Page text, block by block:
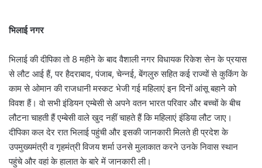
भिलाई नगर
भिलाई की दीपिका तो 8 महीने के बाद वैशाली नगर विधायक रिकेश सेन के प्रयास
से लौट आई हैं, पर हैदराबाद, पंजाब, चेन्नई, बेंगलुरु सहित कई राज्यों से कुकिंग के
काम से ओमान की राजधानी मस्कट भेजी गई महिलाएं इन दिनों आंसू बहाने को
विवश हैं। वो सभी इंडियन एम्बेसी से अपने वतन भारत परिवार और बच्चों के बीच
लौटना चाहती हैं एम्बेसी वाले खुद नहीं चाहते हैं कि महिलाएं इंडिया लौट जाए।
दीपिका कल देर रात भिलाई पहुंची और इसकी जानकारी मिलते ही प्रदेश के
उपमुख्यमंत्री व गृहमंत्री विजय शर्मा उनसे मुलाकात करने उनके निवास स्थान
पहुंचे और वहां के हालात के बारे में जानकारी ली।